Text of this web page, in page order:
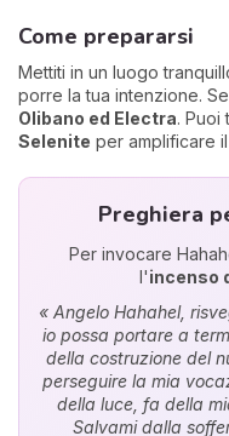
Come prepararsi
Mettiti in un luogo
porre la tua intenzione.
Olibano ed Electra. Puoi
Selenite per amplificare
Preghiera
Per invocare
l'incenso
« Angelo Hahahel,
io possa portare a
della costruzione del
perseguire la mia
della luce, fa della
Salvami dalla